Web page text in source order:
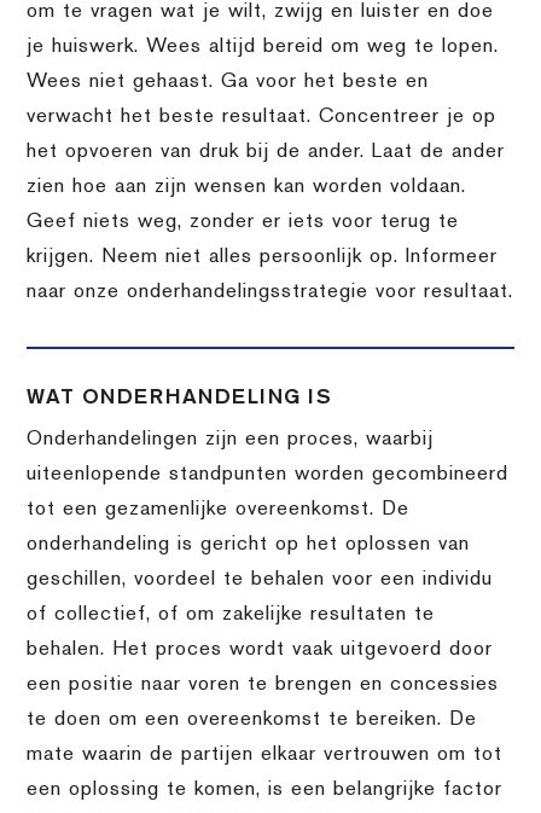
om te vragen wat je wilt, zwijg en luister en doe
je huiswerk. Wees altijd bereid om weg te lopen.
Wees niet gehaast. Ga voor het beste en
verwacht het beste resultaat. Concentreer je op
het opvoeren van druk bij de ander. Laat de ander
zien hoe aan zijn wensen kan worden voldaan.
Geef niets weg, zonder er iets voor terug te
krijgen. Neem niet alles persoonlijk op. Informeer
naar onze onderhandelingsstrategie voor resultaat.
WAT ONDERHANDELING IS
Onderhandelingen zijn een proces, waarbij
uiteenlopende standpunten worden gecombineerd
tot een gezamenlijke overeenkomst. De
onderhandeling is gericht op het oplossen van
geschillen, voordeel te behalen voor een individu
of collectief, of om zakelijke resultaten te
behalen. Het proces wordt vaak uitgevoerd door
een positie naar voren te brengen en concessies
te doen om een overeenkomst te bereiken. De
mate waarin de partijen elkaar vertrouwen om tot
een oplossing te komen, is een belangrijke factor